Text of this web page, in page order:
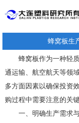
蜂窝板生
蜂窝板作为一种轻
通运输、航空航天等领
多方面因素以确保投资
购过程中需要注意的关
一、明确生产需求